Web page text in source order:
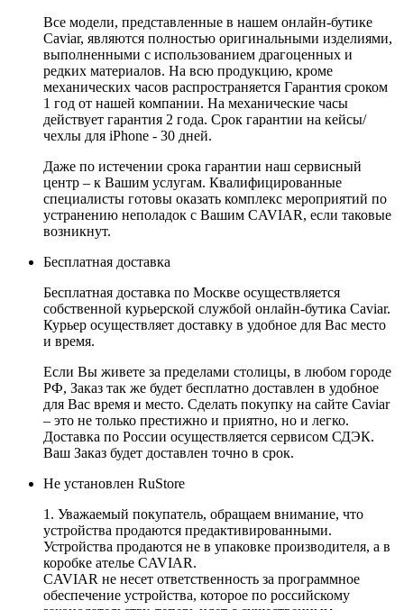
Все модели, представленные в нашем онлайн-бутике
Caviar, являются полностью оригинальными изделиями,
выполненными с использованием драгоценных и
редких материалов. На всю продукцию, кроме
механических часов распространяется Гарантия сроком
1 год от нашей компании. На механические часы
действует гарантия 2 года. Срок гарантии на кейсы/
чехлы для iPhone - 30 дней.
Даже по истечении срока гарантии наш сервисный
центр – к Вашим услугам. Квалифицированные
специалисты готовы оказать комплекс мероприятий по
устранению неполадок с Вашим CAVIAR, если таковые
возникнут.
Бесплатная доставка
Бесплатная доставка по Москве осуществляется
собственной курьерской службой онлайн-бутика Caviar.
Курьер осуществляет доставку в удобное для Вас место
и время.
Если Вы живете за пределами столицы, в любом городе
РФ, Заказ так же будет бесплатно доставлен в удобное
для Вас время и место. Сделать покупку на сайте Caviar
– это не только престижно и приятно, но и легко.
Доставка по России осуществляется сервисом СДЭК.
Ваш Заказ будет доставлен точно в срок.
Не установлен RuStore
1. Уважаемый покупатель, обращаем внимание, что
устройства продаются предактивированными.
Устройства продаются не в упаковке производителя, а в
коробке ателье CAVIAR.
CAVIAR не несет ответственность за программное
обеспечение устройства, которое по российскому